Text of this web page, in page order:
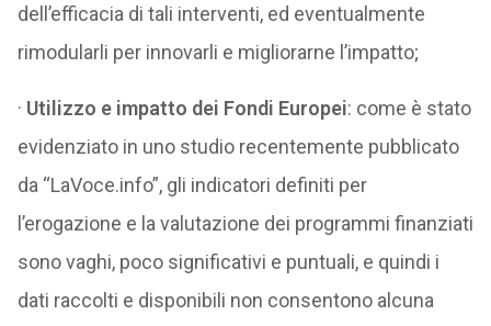
dell’efficacia di tali interventi, ed eventualmente
rimodularli per innovarli e migliorarne l’impatto;
· Utilizzo e impatto dei Fondi Europei: come è stato
evidenziato in uno studio recentemente pubblicato
da “LaVoce.info”, gli indicatori definiti per
l’erogazione e la valutazione dei programmi finanziati
sono vaghi, poco significativi e puntuali, e quindi i
dati raccolti e disponibili non consentono alcuna